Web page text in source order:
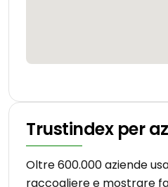
Trustindex per
Oltre 600.000 aziende
raccogliere e mostrare